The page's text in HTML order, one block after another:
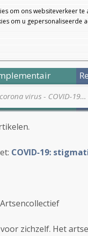
om ons websiteverkeer
om u gepersonaliseerde
virus - COVID-19…
COVID-19:
zichzelf. Het